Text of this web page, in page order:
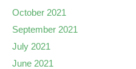
October 2021
September 2021
July 2021
June 2021